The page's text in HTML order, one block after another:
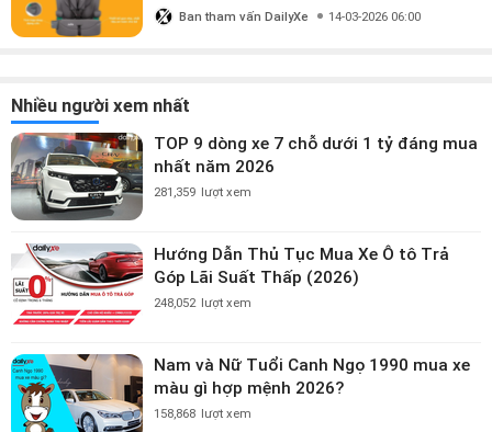
triệu?
Ban tham vấn DailyXe 14-03-2026 06:00
Nhiều người xem nhất
TOP 9 dòng xe 7 chỗ dưới 1 tỷ đáng mua
nhất năm 2026
281,359 lượt xem
Hướng Dẫn Thủ Tục Mua Xe Ô tô Trả
Góp Lãi Suất Thấp (2026)
248,052 lượt xem
Nam và Nữ Tuổi Canh Ngọ 1990 mua xe
màu gì hợp mệnh 2026?
158,868 lượt xem